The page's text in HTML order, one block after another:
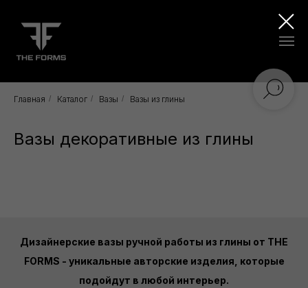
Главная / Каталог / Вазы / Вазы из глины
Вазы декоративные из глины
Дизайнерские вазы ручной работы из глины от THE
FORMS - уникальные авторские изделия, которые
подойдут в любой интерьер.